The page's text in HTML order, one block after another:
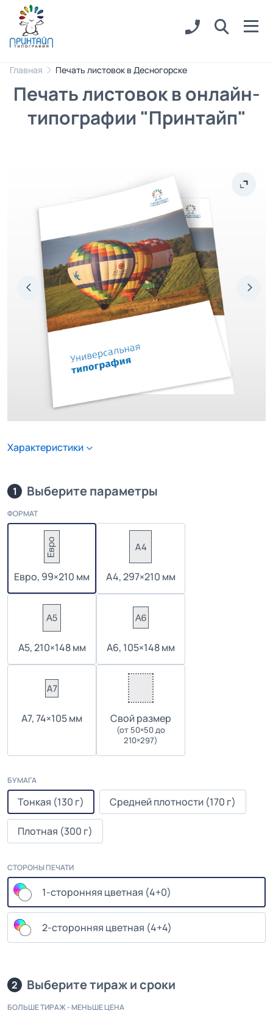
Главная Печать листовок в Десногорске
Печать листовок в онлайн-
типографии "Принтайп"
Характеристики
1 Выберите параметры
ФОРМАТ
Евро, 99×210 мм А4, 297×210 мм
А5, 210×148 мм А6, 105×148 мм
А7, 74×105 мм Cвой размер
(от 50×50 до
210×297)
БУМАГА
Тонкая (130 г) Средней плотности (170 г)
Плотная (300 г)
СТОРОНЫ ПЕЧАТИ
1-сторонняя цветная (4+0)
2-сторонняя цветная (4+4)
2 Выберите тираж и сроки
БОЛЬШЕ ТИРАЖ - МЕНЬШЕ ЦЕНА